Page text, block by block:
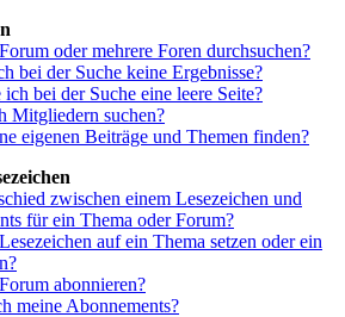
oder mehrere Foren durchsuchen?
bei der Suche keine Ergebnisse?
bei der Suche eine leere Seite?
Mitgliedern suchen?
eigenen Beiträge und Themen finden?
zwischen einem Lesezeichen und
für ein Thema oder Forum?
auf ein Thema setzen oder ein
abonnieren?
meine Abonnements?